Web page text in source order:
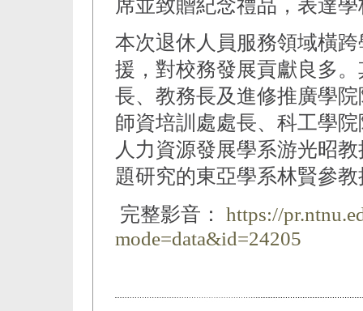
席並致贈紀念禮品，表達
本次退休人員服務領域橫
援，對校務發展貢獻良多
長、教務長及進修推廣學
師資培訓處處長、科工學
人力資源發展學系游光昭
題研究的東亞學系林賢參
完整影音：
https://
mode=data&id=24205